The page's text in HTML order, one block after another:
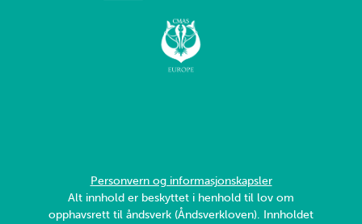
Personvern og informasjonskapsler
Alt innhold er beskyttet i henhold til lov om
opphavsrett til åndsverk (Åndsverkloven). Innholdet